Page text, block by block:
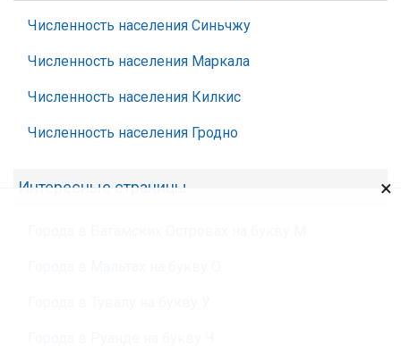
Численность населения Синьчжу
Численность населения Маркала
Численность населения Килкис
Численность населения Гродно
Интересные страницы ×